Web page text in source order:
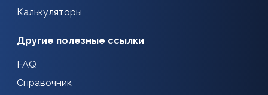
Калькуляторы
Другие полезные ссылки
FAQ
Справочник